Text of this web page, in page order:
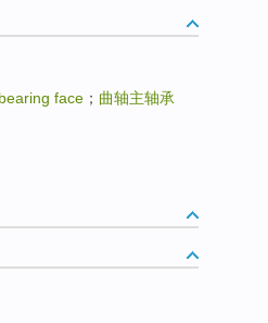
face ； 曲轴主轴承